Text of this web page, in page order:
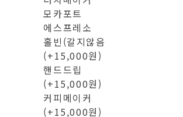
모카포트
에스프레소
홀빈(갈지않음
(+15,000원)
핸드드립
(+15,000원)
커피메이커
(+15,000원)